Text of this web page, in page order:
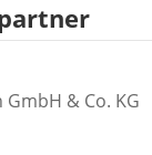
& Co. KG